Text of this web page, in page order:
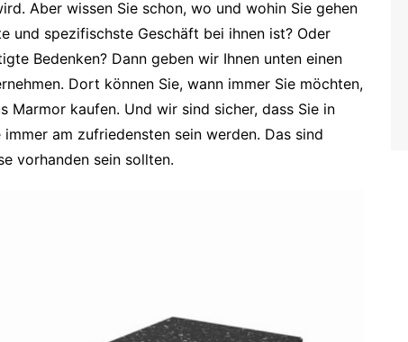
Aber wissen Sie schon, wo und wohin Sie gehen
und spezifischste Geschäft bei ihnen ist? Oder
Bedenken? Dann geben wir Ihnen unten einen
Dort können Sie, wann immer Sie möchten,
Marmor kaufen. Und wir sind sicher, dass Sie in
am zufriedensten sein werden. Das sind
vorhanden sein sollten.